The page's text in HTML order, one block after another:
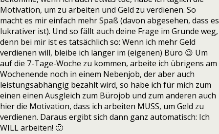
Motivation, um zu arbeiten und Geld zu verdienen. So
macht es mir einfach mehr Spaß (davon abgesehen, dass es
lukrativer ist). Und so fällt auch deine Frage im Grunde weg,
denn bei mir ist es tatsächlich so: Wenn ich mehr Geld
verdienen will, bleibe ich länger im (eigenen) Büro 😉 Um
auf die 7-Tage-Woche zu kommen, arbeite ich übrigens am
Wochenende noch in einem Nebenjob, der aber auch
leistungsabhängig bezahlt wird, so habe ich für mich zum
einen einen Ausgleich zum Bürojob und zum anderen auch
hier die Motivation, dass ich arbeiten MUSS, um Geld zu
verdienen. Daraus ergibt sich dann ganz automatisch: Ich
WILL arbeiten! 🙂